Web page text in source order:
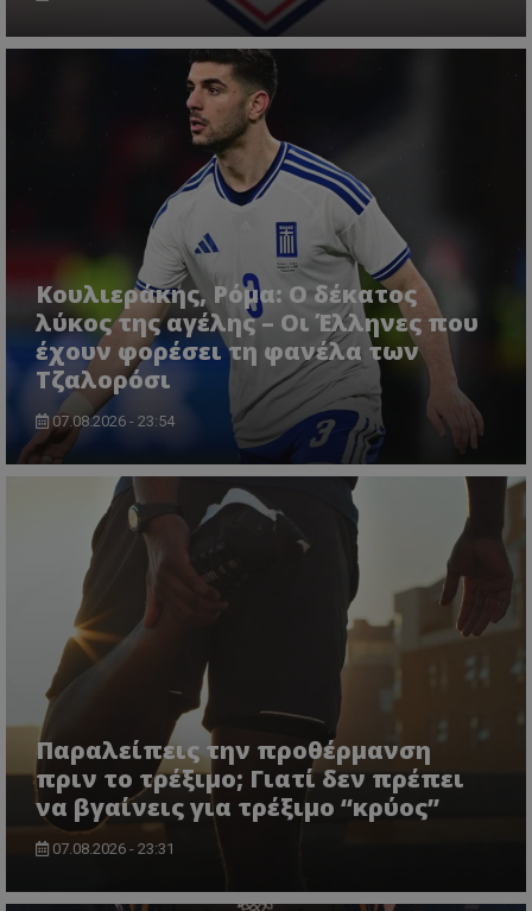
Κουλιεράκης, Ρόμα: Ο δέκατος
λύκος της αγέλης – Οι Έλληνες που
έχουν φορέσει τη φανέλα των
Τζαλορόσι
07.08.2026 - 23:54
Παραλείπεις την προθέρμανση
πριν το τρέξιμο; Γιατί δεν πρέπει
να βγαίνεις για τρέξιμο “κρύος”
07.08.2026 - 23:31